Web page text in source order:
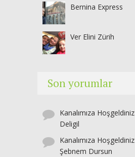
Bernina Express
Ver Elini Zürih
Son yorumlar
Kanalımıza Hoşgeldiniz
Deligil
Kanalımıza Hoşgeldiniz
Şebnem Dursun